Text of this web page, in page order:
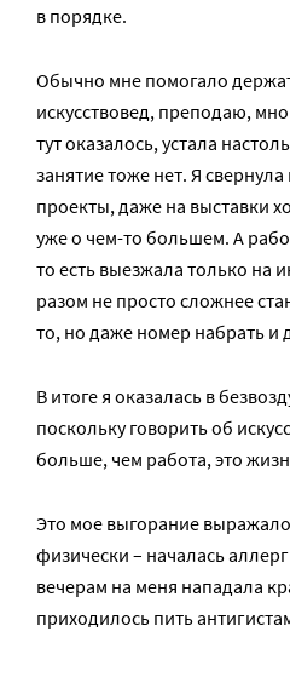
в порядке.
Обычно мне помогало
искусствовед, преподаю,
тут оказалось, устала
занятие тоже нет. Я
проекты, даже на выставки
уже о чем-то большем. А
то есть выезжала только на
разом не просто сложнее
то, но даже номер набрать и
В итоге я оказалась в
поскольку говорить об
больше, чем работа, это
Это мое выгорание
физически – началась
вечерам на меня нападала
приходилось пить